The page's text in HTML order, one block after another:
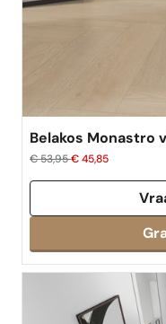
Belakos Monastro
€ 53,95€ 45,85